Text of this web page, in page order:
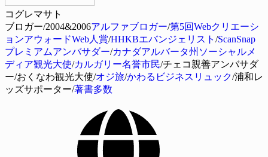
コグレマサト
ブロガー/2004&2006アルファブロガー/第5回Webクリエーシ
ョンアウォードWeb人賞/HHKBエバンジェリスト /ScanSnap
プレミアムアンバサダー/カナダアルバータ州ソーシャルメ
ディア観光大使/カルガリー名誉市民/チェコ親善アンバサダ
ー/おくなわ観光大使/オジ旅/かわるビジネスリュック/浦和レ
ッズサポーター/著書多数